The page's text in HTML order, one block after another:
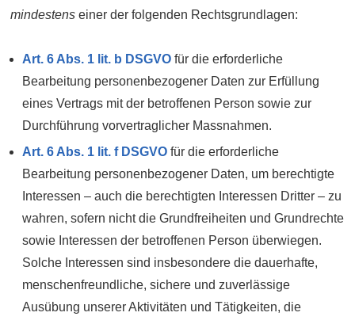
mindestens einer der folgenden Rechts­grundlagen:
Art. 6 Abs. 1 lit. b DSGVO für die erforderliche
Bearbeitung personen­bezogener Daten zur Erfüllung
eines Vertrags mit der betroffenen Person sowie zur
Durch­führung vor­vertraglicher Mass­nahmen.
Art. 6 Abs. 1 lit. f DSGVO für die erforderliche
Bearbeitung personen­bezogener Daten, um berechtigte
Interessen – auch die berechtigten Interessen Dritter – zu
wahren, sofern nicht die Grund­freiheiten und Grund­rechte
sowie Interessen der betroffenen Person überwiegen.
Solche Interessen sind insbesondere die dauerhafte,
menschen­freundliche, sichere und zuverlässige
Ausübung unserer Aktivitäten und Tätig­keiten, die